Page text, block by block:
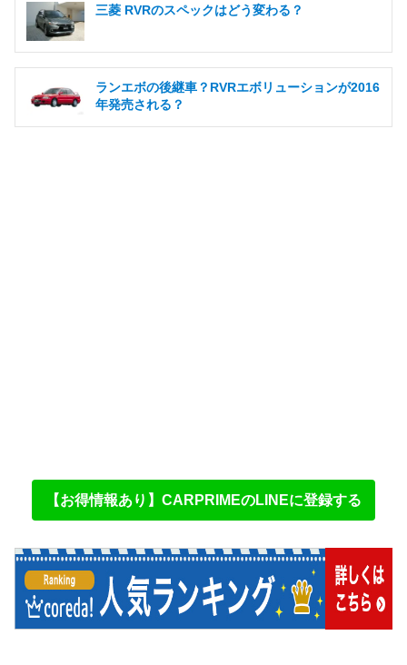
三菱 RVRのスペックはどう変わる？
ランエボの後継車？RVRエボリューションが2016
年発売される？
【お得情報あり】CARPRIMEのLINEに登録する